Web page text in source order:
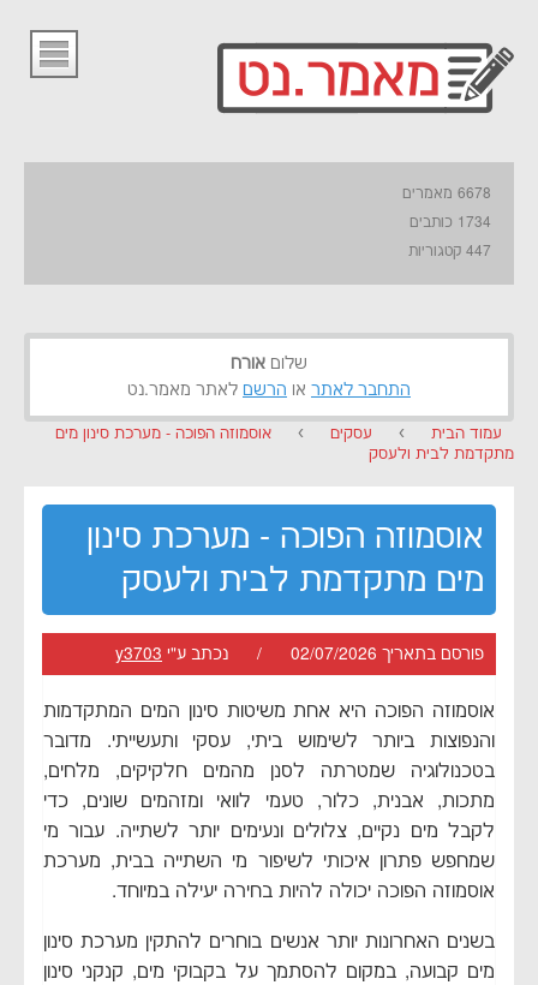
שלום אורח
התחבר לאתר או הרשם לאתר מאמר.נט
6678 מאמרים
1734 כותבים
447 קטגוריות
עמוד הבית › עסקים ›
אוסמוזה הפוכה - מערכת סינון מים
מתקדמת לבית ולעסק
אוסמוזה הפוכה - מערכת סינון
מים מתקדמת לבית ולעסק
פורסם בתאריך 02/07/2026 / נכתב ע"י y3703
אוסמוזה הפוכה היא אחת משיטות סינון המים המתקדמות
והנפוצות ביותר לשימוש ביתי, עסקי ותעשייתי. מדובר
בטכנולוגיה שמטרתה לסנן מהמים חלקיקים, מלחים,
מתכות, אבנית, כלור, טעמי לוואי ומזהמים שונים, כדי
לקבל מים נקיים, צלולים ונעימים יותר לשתייה. עבור מי
שמחפש פתרון איכותי לשיפור מי השתייה בבית, מערכת
אוסמוזה הפוכה יכולה להיות בחירה יעילה במיוחד.
בשנים האחרונות יותר אנשים בוחרים להתקין מערכת סינון
מים קבועה, במקום להסתמך על בקבוקי מים, קנקני סינון